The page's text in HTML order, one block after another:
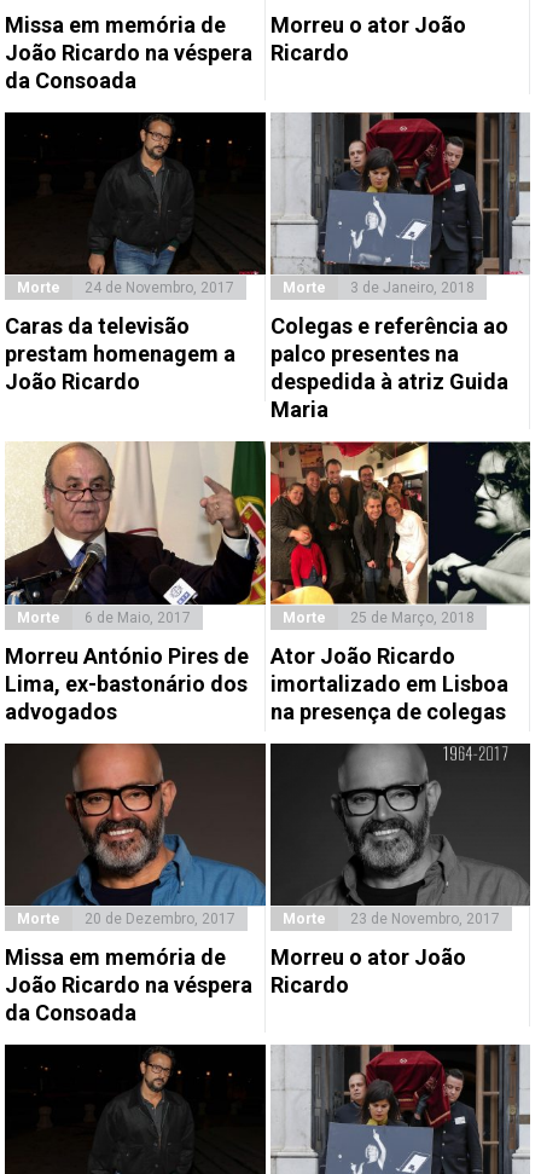
Missa em memória de
João Ricardo na véspera
da Consoada
Morreu o ator João
Ricardo
Morte 24 de Novembro, 2017
Caras da televisão
prestam homenagem a
João Ricardo
Morte 3 de Janeiro, 2018
Colegas e referência ao
palco presentes na
despedida à atriz Guida
Maria
Morte 6 de Maio, 2017
Morreu António Pires de
Lima, ex-bastonário dos
advogados
Morte 25 de Março, 2018
Ator João Ricardo
imortalizado em Lisboa
na presença de colegas
Morte 20 de Dezembro, 2017
Missa em memória de
João Ricardo na véspera
da Consoada
Morte 23 de Novembro, 2017
Morreu o ator João
Ricardo